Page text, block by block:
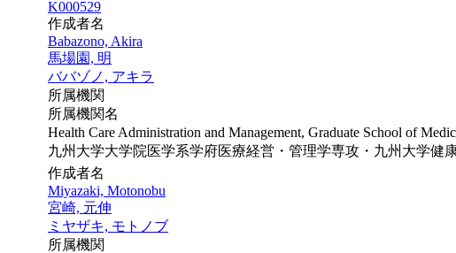
K000529
作成者名
Babazono, Akira
馬場園, 明
ババゾノ, アキラ
所属機関
所属機関名
Health Care Administration and Management, Graduate School of
九州大学大学院医学系学府医療経営・管理学専攻・九州大学健
作成者名
Miyazaki, Motonobu
宮崎, 元伸
ミヤザキ, モトノブ
所属機関